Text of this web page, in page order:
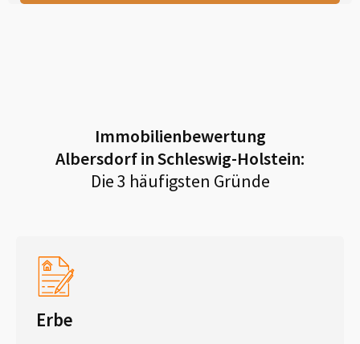
Immobilienbewertung
Albersdorf in Schleswig-Holstein:
Die 3 häufigsten Gründe
Erbe